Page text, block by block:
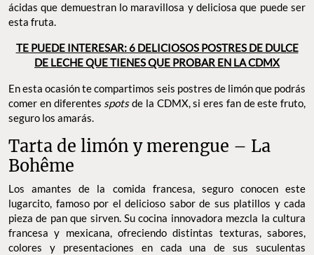
ácidas que demuestran lo maravillosa y deliciosa que puede ser
esta fruta.
TE PUEDE INTERESAR: 6 DELICIOSOS POSTRES DE DULCE
DE LECHE QUE TIENES QUE PROBAR EN LA CDMX
En esta ocasión te compartimos seis postres de limón que podrás
comer en diferentes spotsde la CDMX, si eres fan de este fruto,
seguro los amarás.
Tarta de limón y merengue – La
Bohême
Los amantes de la comida francesa, seguro conocen este
lugarcito, famoso por el delicioso sabor de sus platillos y cada
pieza de pan que sirven. Su cocina innovadora mezcla la cultura
francesa y mexicana, ofreciendo distintas texturas, sabores,
colores y presentaciones en cada una de sus suculentas